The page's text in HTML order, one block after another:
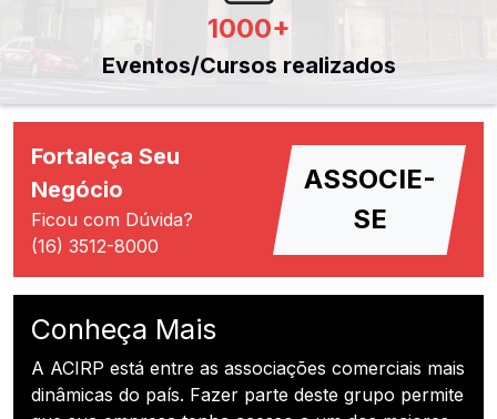
1000+
Eventos/Cursos realizados
Fortaleça Seu
Negócio
Ficou com Dúvida?
(16) 3512-8000
ASSOCIE-
SE
Conheça Mais
A ACIRP está entre as associações comerciais mais
dinâmicas do país. Fazer parte deste grupo permite